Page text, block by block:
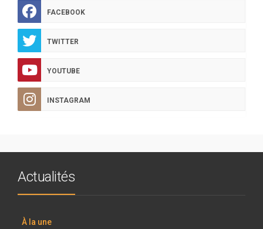
FACEBOOK
TWITTER
YOUTUBE
INSTAGRAM
Actualités
À la une